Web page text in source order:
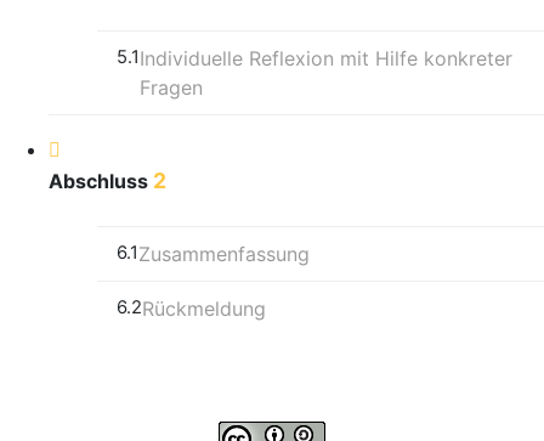
5.1Individuelle Reflexion mit Hilfe konkreter
Fragen
Abschluss 2
6.1Zusammenfassung
6.2Rückmeldung